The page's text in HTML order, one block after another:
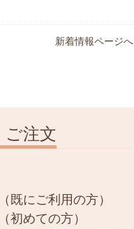
新着情報ページへ
ご注文
既にご利用の方）
初めての方）